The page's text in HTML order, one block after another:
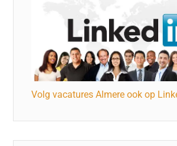
Volg vacatures Almere ook op